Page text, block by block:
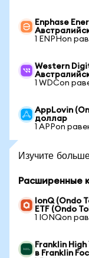
Enphase
1 ENPHon
Western
1 WDCon
AppLovin
доллар
1 APPon
Изучите
Расширенные
IonQ (Ondo
ETF (Ondo
1 IONQon
Franklin
в Franklin